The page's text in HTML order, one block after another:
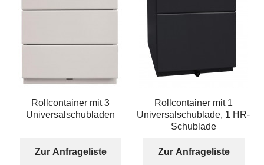
Rollcontainer mit 3
Universalschubladen
Zur Anfrageliste
Rollcontainer mit 1
Universalschublade, 1 HR-
Schublade
Zur Anfrageliste